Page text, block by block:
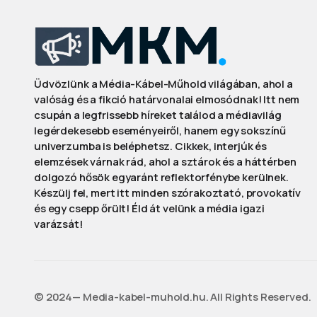
Üdvözlünk a Média-Kábel-Műhold világában, ahol a
valóság és a fikció határvonalai elmosódnak! Itt nem
csupán a legfrissebb híreket találod a médiavilág
legérdekesebb eseményeiről, hanem egy sokszínű
univerzumba is beléphetsz. Cikkek, interjúk és
elemzések várnak rád, ahol a sztárok és a háttérben
dolgozó hősök egyaránt reflektorfénybe kerülnek.
Készülj fel, mert itt minden szórakoztató, provokatív
és egy csepp őrült! Éld át velünk a média igazi
varázsát!
©️ 2024— Media-kabel-muhold.hu. All Rights Reserved.